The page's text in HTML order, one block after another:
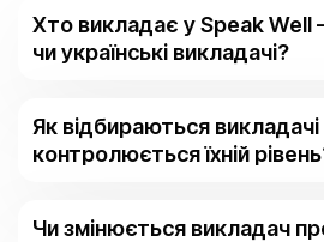
Хто викладає у Speak Well
чи українські викладачі?
Як відбираються викладачі
контролюється їхній
Чи змінюється викладач